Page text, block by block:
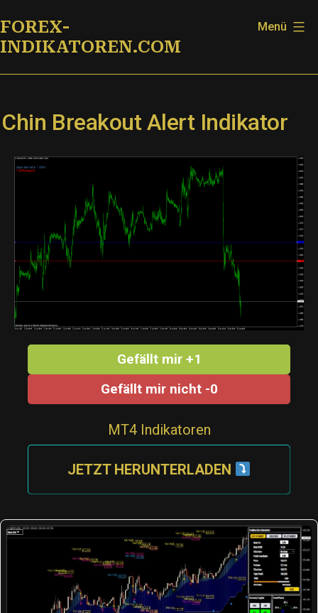
Inhalt
springen
FOREX-
INDIKATOREN.COM
Menü
Chin Breakout Alert Indikator
Gefällt mir +1
Gefällt mir nicht -0
MT4 Indikatoren
JETZT HERUNTERLADEN